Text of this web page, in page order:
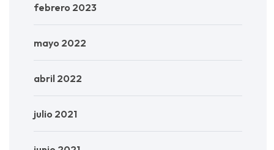
febrero 2023
mayo 2022
abril 2022
julio 2021